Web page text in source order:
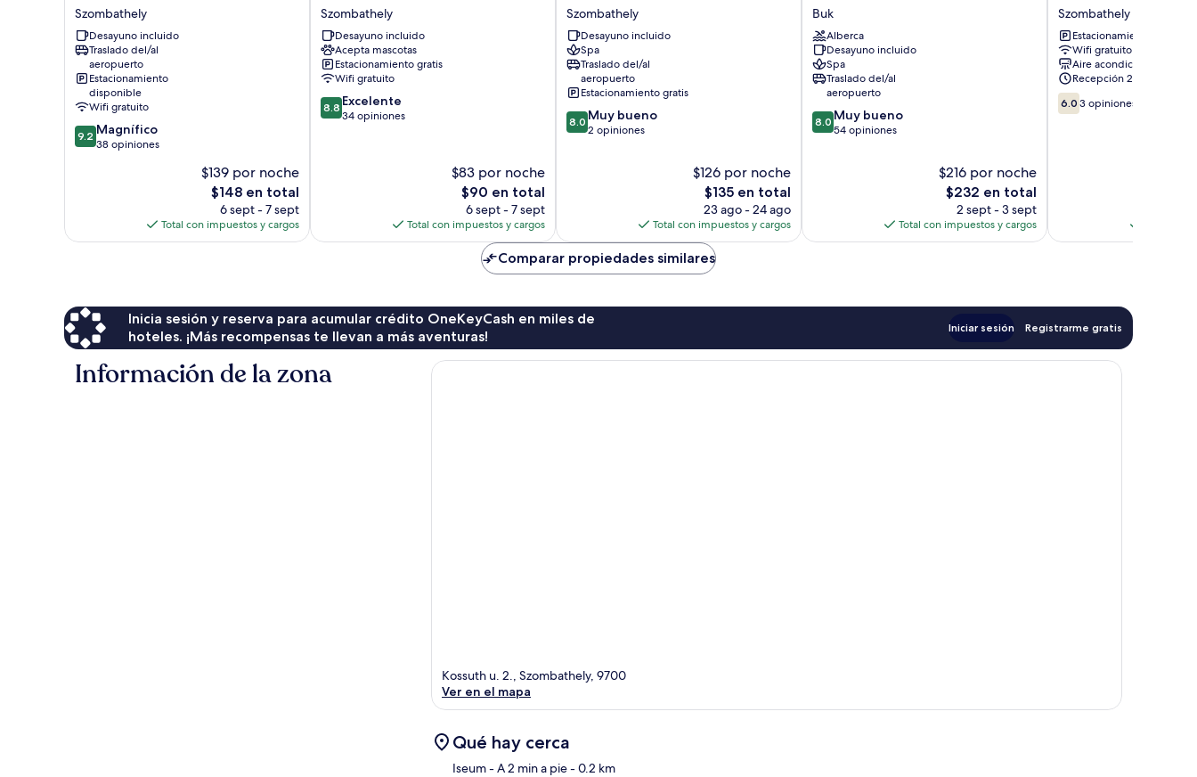
Boutique
Hotel
Szombathely
Szombathely
Desayuno incluido
Traslado del/al
aeropuerto
Estacionamiento
disponible
Wifi gratuito
9.2
de
9.2 Magnífico
38 opiniones
$139 por noche
El
precio
actual
es
$148 en total
6 sept - 7 sept
Total con impuestos y cargos
Hotel
Szombathely
Szombathely
Desayuno incluido
Acepta mascotas
Estacionamiento gratis
Wifi gratuito
8.8
de
8.8 Excelente
34 opiniones
$83 por noche
El
precio
actual
es
$90 en total
6 sept - 7 sept
Total con impuestos y cargos
Park
Hotel
Szombathely
Szombathely
Desayuno incluido
Spa
Traslado del/al
aeropuerto
Estacionamiento gratis
8.0
de
8.0 Muy bueno
2 opiniones
$126 por noche
El
precio
actual
es
de
$135
$135 en total
23 ago - 24 ago
Total con impuestos y cargos
Premium
Resort
Buk
Buk
Alberca
Desayuno incluido
Spa
Traslado del/al
aeropuerto
8.0
de
8.0 Muy bueno
54 opiniones
$216 por noche
El
precio
actual
es
$232 en total
2 sept - 3 sept
Total con impuestos y cargos
Apartman
Szombathely
Szombathely
Szombathely
Estacionamiento gratis
Wifi gratuito
Aire acondicionado
Recepción 24/7
6.0
de
6.0 3 opiniones
Comparar propiedades similares
Inicia sesión y reserva para acumular crédito OneKeyCash en miles de
hoteles. ¡Más recompensas te llevan a más aventuras!
Iniciar sesión Registrarme gratis
Información de la zona
Kossuth u. 2., Szombathely, 9700
Ver en el mapa
Qué hay cerca
Iseum- A 2 min a pie- 0.2 km